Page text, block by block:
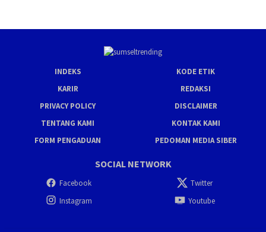
INDEKS
KODE ETIK
KARIR
REDAKSI
PRIVACY POLICY
DISCLAIMER
TENTANG KAMI
KONTAK KAMI
FORM PENGADUAN
PEDOMAN MEDIA SIBER
SOCIAL NETWORK
Facebook
Twitter
Instagram
Youtube